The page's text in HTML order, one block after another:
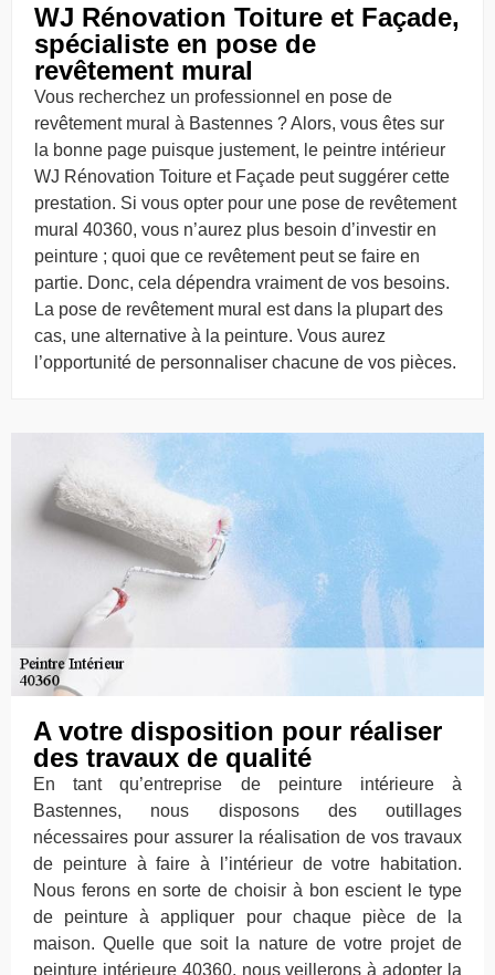
WJ Rénovation Toiture et Façade,
spécialiste en pose de
revêtement mural
Vous recherchez un professionnel en pose de
revêtement mural à Bastennes ? Alors, vous êtes sur
la bonne page puisque justement, le peintre intérieur
WJ Rénovation Toiture et Façade peut suggérer cette
prestation. Si vous opter pour une pose de revêtement
mural 40360, vous n’aurez plus besoin d’investir en
peinture ; quoi que ce revêtement peut se faire en
partie. Donc, cela dépendra vraiment de vos besoins.
La pose de revêtement mural est dans la plupart des
cas, une alternative à la peinture. Vous aurez
l’opportunité de personnaliser chacune de vos pièces.
A votre disposition pour réaliser
des travaux de qualité
En tant qu’entreprise de peinture intérieure à
Bastennes, nous disposons des outillages
nécessaires pour assurer la réalisation de vos travaux
de peinture à faire à l’intérieur de votre habitation.
Nous ferons en sorte de choisir à bon escient le type
de peinture à appliquer pour chaque pièce de la
maison. Quelle que soit la nature de votre projet de
peinture intérieure 40360, nous veillerons à adopter la